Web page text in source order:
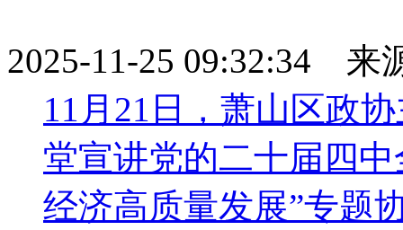
2025-11-25 09:32:34 来
11月21日，萧山区政
堂宣讲党的二十届四
经济高质量发展”专题